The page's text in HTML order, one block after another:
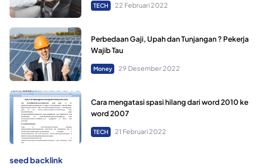
TECH 22 Februari 2022
Perbedaan Gaji, Upah dan Tunjangan ? Pekerja
Wajib Tau
Money 29 Desember 2022
Cara mengatasi spasi hilang dari word 2010 ke
word 2007
TECH 21 Februari 2022
seed backlink